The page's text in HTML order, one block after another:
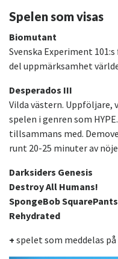
Spelen som visas
Biomutant
Svenska Experiment
del uppmärksamhet
Desperados III
Vilda västern.
spelen i genren som
tillsammans med.
runt 20-25 minuter av
Darksiders Genesis
Destroy All Humans!
SpongeBob
Rehydrated
+ spelet som meddelas